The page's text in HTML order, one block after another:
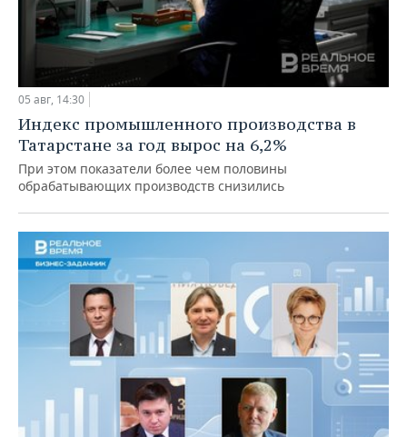
05 авг, 14:30
Индекс промышленного производства в
Татарстане за год вырос на 6,2%
При этом показатели более чем половины
обрабатывающих производств снизились